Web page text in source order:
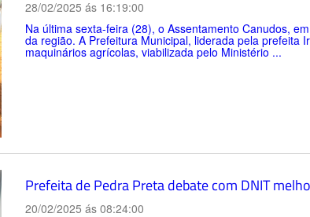
28/02/2025 ás 16:19:00
Na última sexta-feira (28), o Assentamento Canudos,
da região. A Prefeitura Municipal, liderada pela prefeita
maquinários agrícolas, viabilizada pelo Ministério ...
Prefeita de Pedra Preta debate com DNIT
20/02/2025 ás 08:24:00